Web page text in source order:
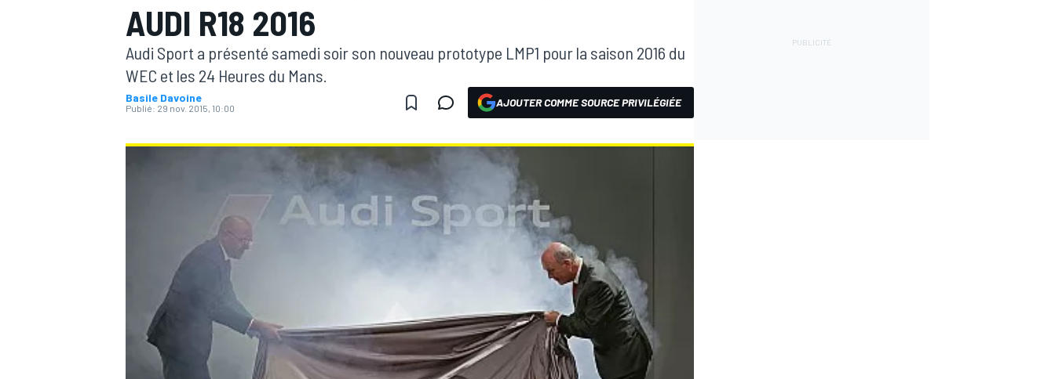
AUDI R18 2016
Audi Sport a présenté samedi soir son nouveau prototype LMP1 pour la saison 2016 du
WEC et les 24 Heures du Mans.
Basile Davoine
Publié: 29 nov. 2015, 10:00 AJOUTER COMME SOURCE PRIVILÉGIÉE